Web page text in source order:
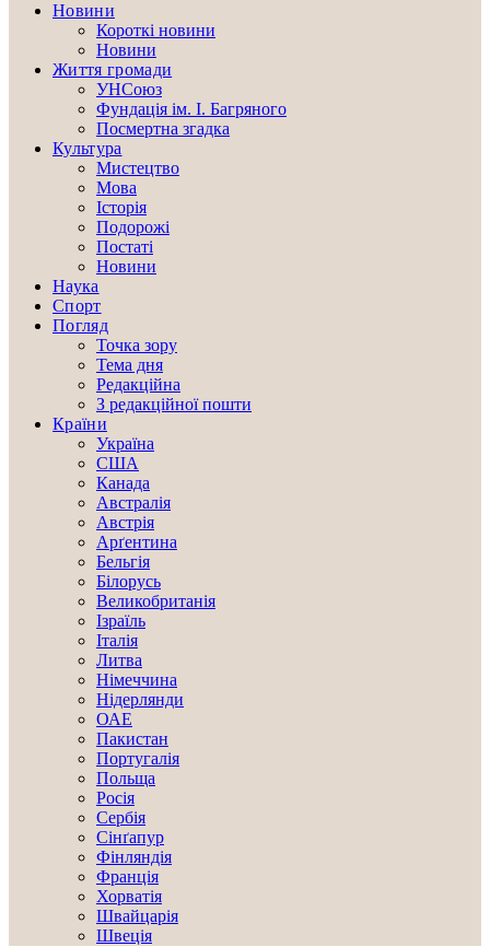
Новини
Короткі новини
Новини
Життя громади
УНСоюз
Фундація ім. І. Багряного
Посмертна згадка
Культура
Мистецтво
Мова
Історія
Подорожі
Постаті
Новини
Наука
Спорт
Погляд
Точка зору
Тема дня
Редакційна
З редакційної пошти
Країни
Україна
США
Канада
Австралія
Австрія
Арґентина
Бельгія
Білорусь
Великобританія
Ізраїль
Італія
Литва
Німеччина
Нідерлянди
ОАЕ
Пакистан
Португалія
Польща
Росія
Сербія
Сінґапур
Фінляндія
Франція
Хорватія
Швайцарія
Швеція